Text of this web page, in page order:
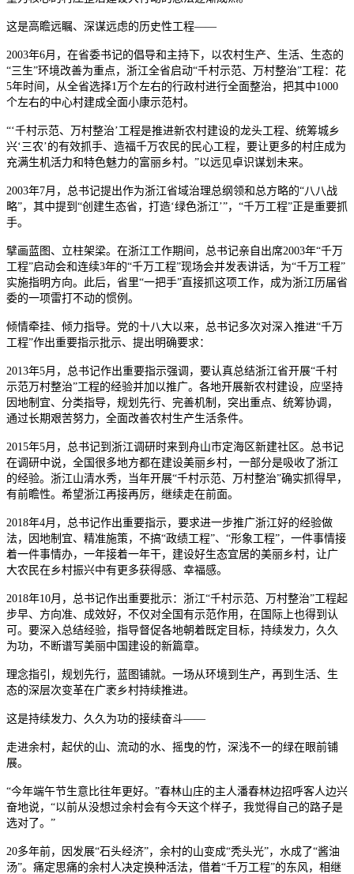
这是高瞻远瞩、深谋远虑的历史性工程——
2003年6月，在省委书记的倡导和主持下，以农村生产、生活、生态的
“三生”环境改善为重点，浙江全省启动“千村示范、万村整治”工程：花
5年时间，从全省选择1万个左右的行政村进行全面整治，把其中1000
个左右的中心村建成全面小康示范村。
“‘千村示范、万村整治’工程是推进新农村建设的龙头工程、统筹城乡
兴‘三农’的有效抓手、造福千万农民的民心工程，要让更多的村庄成为
充满生机活力和特色魅力的富丽乡村。”以远见卓识谋划未来。
2003年7月，总书记提出作为浙江省域治理总纲领和总方略的“八八战
略”，其中提到“创建生态省，打造‘绿色浙江’”，“千万工程”正是重要抓
手。
擘画蓝图、立柱架梁。在浙江工作期间， 总书记亲自出席2003年“千万
工程”启动会和连续3年的“千万工程”现场会并发表讲话，为“千万工程”
实施指明方向。此后，省里“一把手”直接抓这项工作，成为浙江历届省
委的一项雷打不动的惯例。
倾情牵挂、倾力指导。党的十八大以来， 总书记多次对深入推进“千万
工程”作出重要指示批示、提出明确要求：
2013年5月， 总书记作出重要指示强调，要认真总结浙江省开展“千村
示范万村整治”工程的经验并加以推广。各地开展新农村建设，应坚持
因地制宜、分类指导，规划先行、完善机制，突出重点、统筹协调，
通过长期艰苦努力，全面改善农村生产生活条件。
2015年5月， 总书记到浙江调研时来到舟山市定海区新建社区。 总书记
在调研中说，全国很多地方都在建设美丽乡村，一部分是吸收了浙江
的经验。浙江山清水秀，当年开展“千村示范、万村整治”确实抓得早，
有前瞻性。希望浙江再接再厉，继续走在前面。
2018年4月， 总书记作出重要指示，要求进一步推广浙江好的经验做
法，因地制宜、精准施策，不搞“政绩工程”、“形象工程”，一件事情接
着一件事情办，一年接着一年干，建设好生态宜居的美丽乡村，让广
大农民在乡村振兴中有更多获得感、幸福感。
2018年10月， 总书记作出重要批示：浙江“千村示范、万村整治”工程起
步早、方向准、成效好，不仅对全国有示范作用，在国际上也得到认
可。要深入总结经验，指导督促各地朝着既定目标，持续发力，久久
为功，不断谱写美丽中国建设的新篇章。
理念指引，规划先行，蓝图铺就。一场从环境到生产，再到生活、生
态的深层次变革在广袤乡村持续推进。
这是持续发力、久久为功的接续奋斗——
走进余村，起伏的山、流动的水、摇曳的竹，深浅不一的绿在眼前铺
展。
“今年端午节生意比往年更好。”春林山庄的主人潘春林边招呼客人边兴
奋地说，“以前从没想过余村会有今天这个样子，我觉得自己的路子是
选对了。”
20多年前，因发展“石头经济”，余村的山变成“秃头光”，水成了“酱油
汤”。痛定思痛的余村人决定换种活法，借着“千万工程”的东风，相继